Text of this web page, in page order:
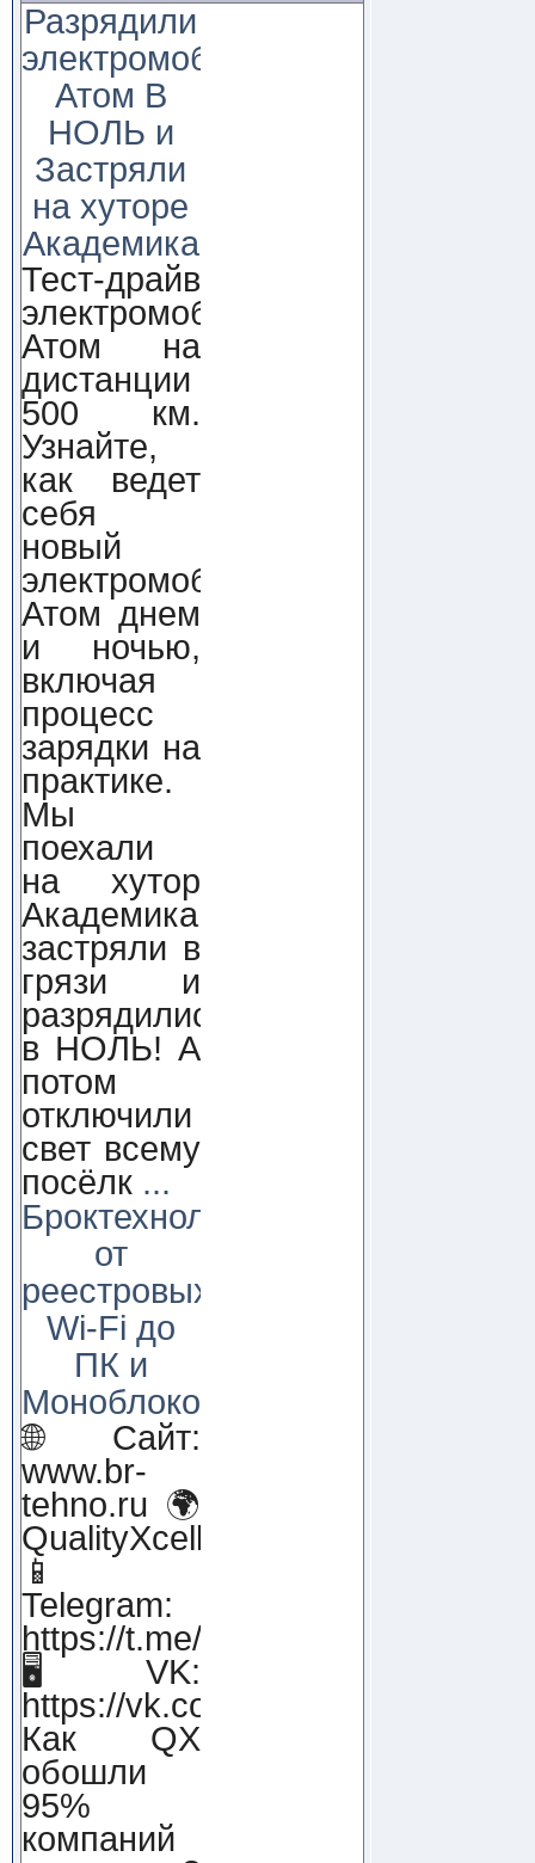
Разрядили
электромобиль
Атом В
НОЛЬ и
Застряли
на хуторе
Академика
Тест-драйв
электромобиля
Атом на
дистанции
500 км.
Узнайте,
как ведет
себя
новый
электромобиль
Атом днем
и ночью,
включая
процесс
зарядки на
практике.
Мы
поехали
на хутор
Академика,
застряли в
грязи и
разрядились
в НОЛЬ! А
потом
отключили
свет всему
посёлк ...
Броктехнолоджи:
от
реестровых
Wi-Fi до
ПК и
Моноблоков!
🌐 Сайт:
www.br-
tehno.ru 🌍
QualityXcellence.ru
📱
Telegram:
https://t.me/qx_lab_IT
🖥 VK:
https://vk.com/qualityxcellenc
Как QX
обошли
95%
компаний